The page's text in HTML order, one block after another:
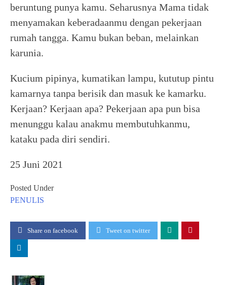
beruntung punya kamu. Seharusnya Mama tidak
menyamakan keberadaanmu dengan pekerjaan
rumah tangga. Kamu bukan beban, melainkan
karunia.
Kucium pipinya, kumatikan lampu, kututup pintu
kamarnya tanpa berisik dan masuk ke kamarku.
Kerjaan? Kerjaan apa? Pekerjaan apa pun bisa
menunggu kalau anakmu membutuhkanmu,
kataku pada diri sendiri.
25 Juni 2021
Posted Under
PENULIS
Share on facebook Tweet on twitter